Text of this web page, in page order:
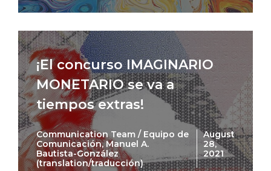
¡El concurso IMAGINARIO
MONETARIO se va a
tiempos extras!
Communication Team / Equipo de
Comunicación, Manuel A.
Bautista-González
(translation/traducción)
August
28,
2021